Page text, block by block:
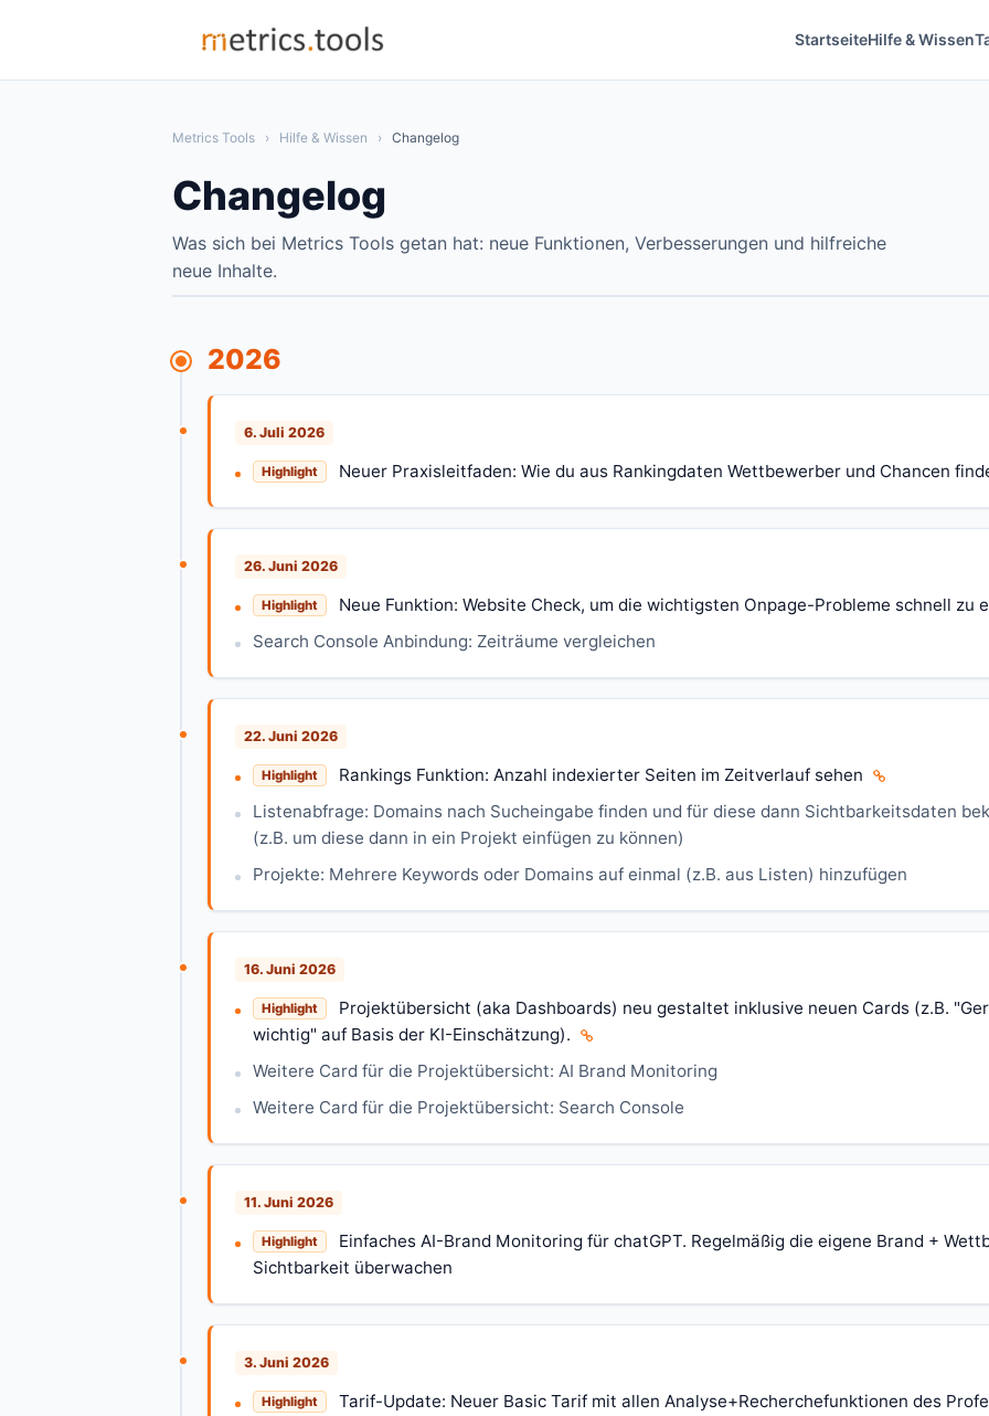
StartseiteHilfe & Wissen
Metrics Tools › Hilfe & Wissen › Changelog
Changelog
Was sich bei Metrics Tools getan hat: neue Funktionen, Verbesserungen und hilfreiche
neue Inhalte.
2026
6. Juli 2026
Highlight Neuer Praxisleitfaden: Wie du aus Rankingdaten Wettbewerber und Chancen
26. Juni 2026
Highlight
Neue Funktion: Website Check, um die wichtigsten Onpage-Probleme schnell zu
Search Console Anbindung: Zeiträume vergleichen
22. Juni 2026
Highlight
Rankings Funktion: Anzahl indexierter Seiten im Zeitverlauf sehen
Listenabfrage: Domains nach Sucheingabe finden und für diese dann Sichtbarkeitsdaten
(z.B. um diese dann in ein Projekt einfügen zu können)
Projekte: Mehrere Keywords oder Domains auf einmal (z.B. aus Listen) hinzufügen
16. Juni 2026
Highlight
Projektübersicht (aka Dashboards) neu gestaltet inklusive neuen Cards (z.B.
wichtig" auf Basis der KI-Einschätzung).
Weitere Card für die Projektübersicht: AI Brand Monitoring
Weitere Card für die Projektübersicht: Search Console
11. Juni 2026
Highlight
Einfaches AI-Brand Monitoring für chatGPT. Regelmäßig die eigene Brand +
Sichtbarkeit überwachen
3. Juni 2026
Highlight
Tarif-Update: Neuer Basic Tarif mit allen Analyse+Recherchefunktionen des